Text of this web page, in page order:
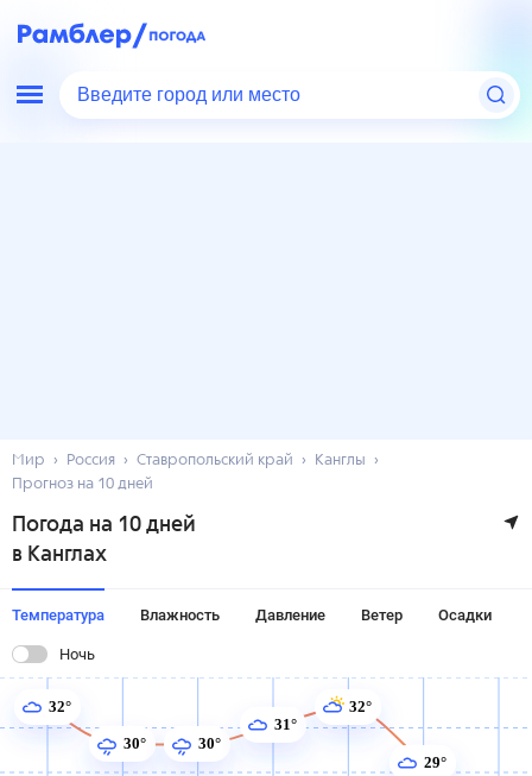
Введите город или место
Мир Россия Ставропольский край
Канглы
Прогноз на 10 дней
Погода на 10 дней
в Канглах
Температура Влажность Давление Ветер Осадки
Ночь
32°
30°
30°
31°
32°
29°